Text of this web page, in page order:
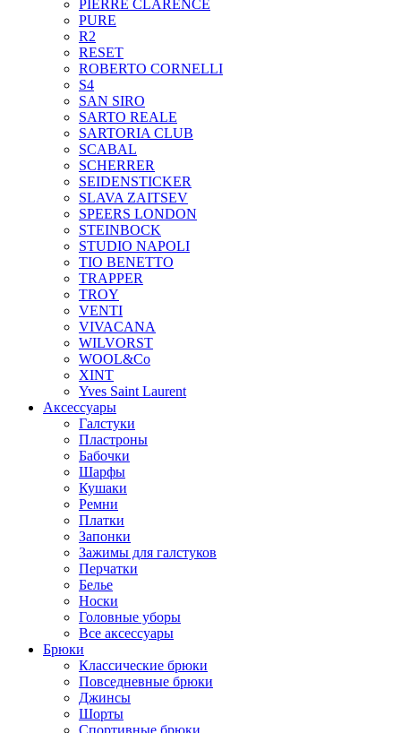
PIERRE CLARENCE
PURE
R2
RESET
ROBERTO CORNELLI
S4
SAN SIRO
SARTO REALE
SARTORIA CLUB
SCABAL
SCHERRER
SEIDENSTICKER
SLAVA ZAITSEV
SPEERS LONDON
STEINBOCK
STUDIO NAPOLI
TIO BENETTO
TRAPPER
TROY
VENTI
VIVACANA
WILVORST
WOOL&Co
XINT
Yves Saint Laurent
Аксессуары
Галстуки
Пластроны
Бабочки
Шарфы
Кушаки
Ремни
Платки
Запонки
Зажимы для галстуков
Перчатки
Белье
Носки
Головные уборы
Все аксессуары
Брюки
Классические брюки
Повседневные брюки
Джинсы
Шорты
Спортивные брюки